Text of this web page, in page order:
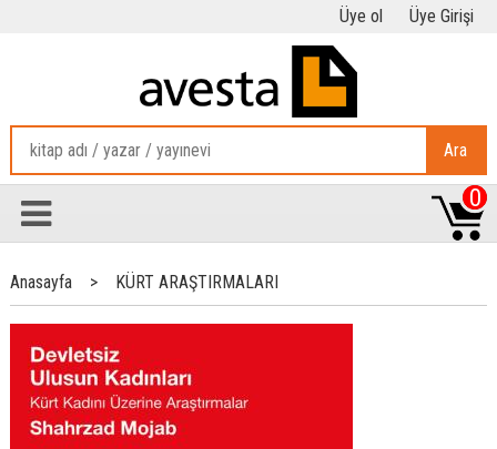
Üye ol Üye Girişi
Ara
0
Anasayfa > KÜRT ARAŞTIRMALARI